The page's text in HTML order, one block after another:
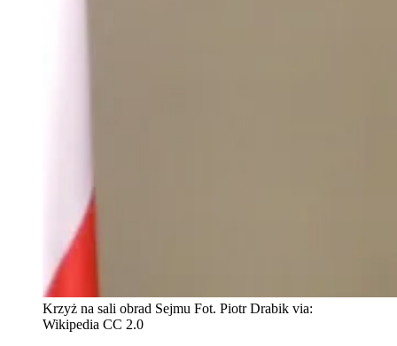
Krzyż na sali obrad Sejmu Fot. Piotr Drabik via:
Wikipedia CC 2.0